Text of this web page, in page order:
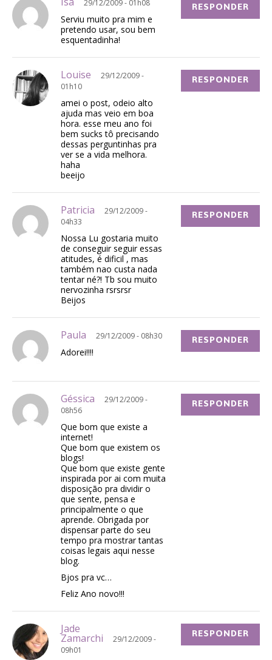
29/12/2009 - 01h08
Serviu muito pra mim e
pretendo usar, sou bem
esquentadinha!
RESPONDER
Louise
29/12/2009 -
01h10
amei o post, odeio alto
ajuda mas veio em boa
hora. esse meu ano foi
bem sucks tô precisando
dessas perguntinhas pra
ver se a vida melhora.
haha
beeijo
RESPONDER
Patricia
29/12/2009 -
04h33
Nossa Lu gostaria muito
de conseguir seguir essas
atitudes, é dificil , mas
também nao custa nada
tentar né?! Tb sou muito
nervozinha rsrsrsr
Beijos
RESPONDER
Paula 29/12/2009 - 08h30
Adorei!!!!
RESPONDER
Géssica
29/12/2009 -
08h56
Que bom que existe a
internet!
Que bom que existem os
blogs!
Que bom que existe gente
inspirada por ai com muita
disposição pra dividir o
que sente, pensa e
principalmente o que
aprende. Obrigada por
dispensar parte do seu
tempo pra mostrar tantas
coisas legais aqui nesse
blog.
Bjos pra vc…
Feliz Ano novo!!!
RESPONDER
Jade
Zamarchi
29/12/2009 -
09h01
RESPONDER